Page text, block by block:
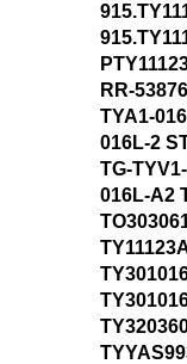
RR-
TYA1-
016L-2
TG-
016L-A2